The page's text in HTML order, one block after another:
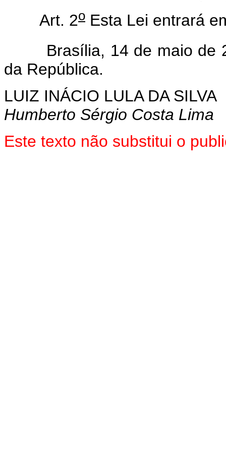
Art. 2o Esta Lei entrará
Brasília, 14 de maio de
da República.
LUIZ INÁCIO LULA DA SILVA
Humberto Sérgio Costa Lima
Este texto não substitui o